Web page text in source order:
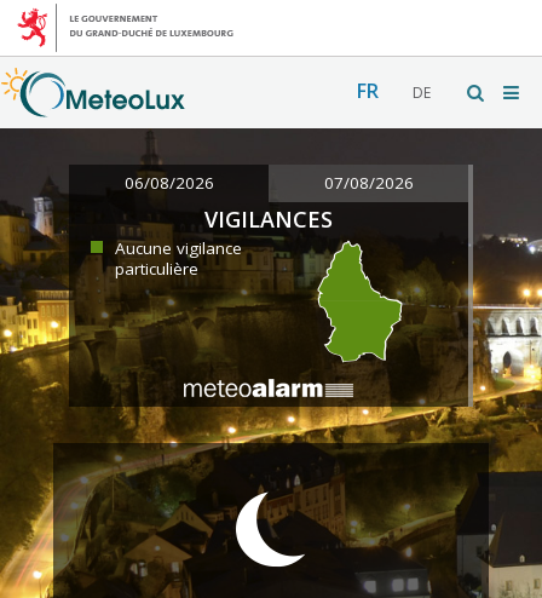
FR DE
06/08/2026 07/08/2026
VIGILANCES
Aucune vigilance
particulière